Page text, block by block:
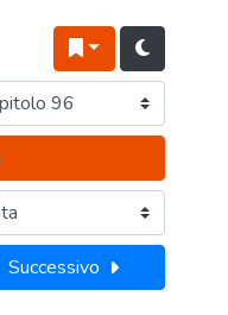
Successivo